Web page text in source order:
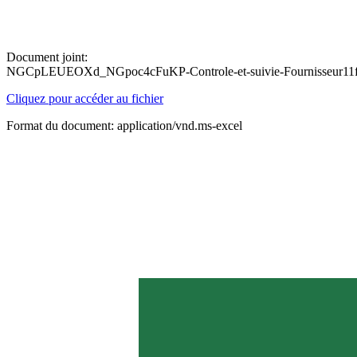
Document joint:
NGCpLEUEOXd_NGpoc4cFuKP-Controle-et-suivie-
Cliquez pour accéder au fichier
Format du document: application/vnd.ms-excel